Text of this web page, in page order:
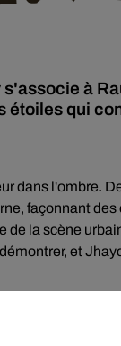
à
qui
dans l'ombre.
façonnant
de la scène
et
son énergie
la